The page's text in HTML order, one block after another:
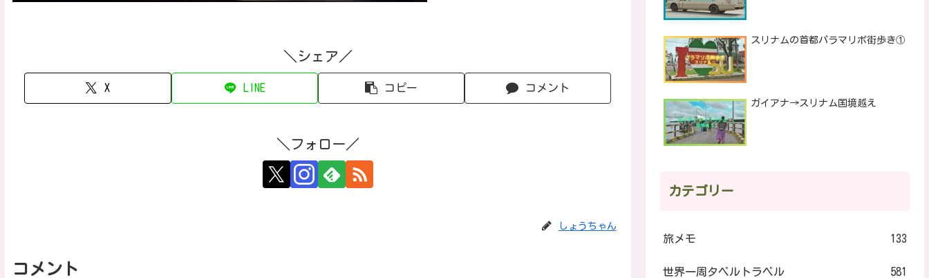
＼シェア／
X LINE コピー コメント
＼フォロー／
しょうちゃん
コメント
スリナムの首都パラマリボ街歩き①
ガイアナ→スリナム国境越え
カテゴリー
旅メモ 133
世界一周タベルトラベル 581